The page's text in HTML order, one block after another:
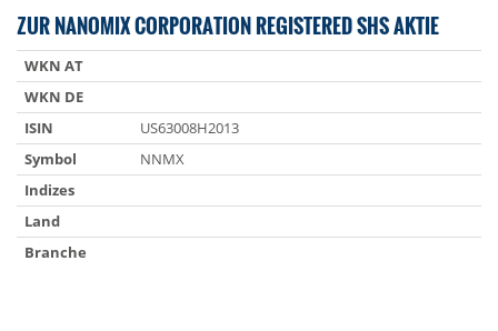
ZUR NANOMIX CORPORATION REGISTERED SHS AKTIE
WKN AT
WKN DE
ISIN
US63008H2013
Symbol
NNMX
Indizes
Land
Branche